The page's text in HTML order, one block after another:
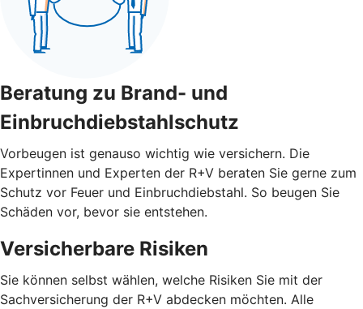
Beratung zu Brand- und
Einbruchdiebstahlschutz
Vorbeugen ist genauso wichtig wie versichern. Die
Expertinnen und Experten der R+V beraten Sie gerne zum
Schutz vor Feuer und Einbruchdiebstahl. So beugen Sie
Schäden vor, bevor sie entstehen.
Versicherbare Risiken
Sie können selbst wählen, welche Risiken Sie mit der
Sachversicherung der R+V abdecken möchten. Alle